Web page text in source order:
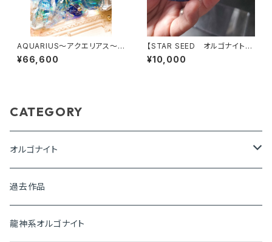
AQUARIUS～アクエリアス～フ
レーム・オルゴナイト
¥66,600
【STAR SEED オルゴナイト】
～あなたへのメッセージ付き
¥10,000
CATEGORY
オルゴナイト
ピラミッド
盛り塩オルゴナイト
過去作品
龍神系オルゴナイト